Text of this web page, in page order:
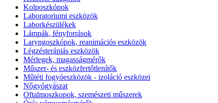
Kolposzkópok
Laboratoriumi eszközök
Laborkészülékek
Lámpák, fényforrások
Laryngoszkópok, reanimációs eszközök
Légzésterápiás eszközök
Mérlegek, magasságmérők
Műszer- és eszközfertőtlenítők
Műtéti fogyóeszközök - izoláció eszközei
Nőgyógyászat
Oftalmoszkopok, szemészeti műszerek